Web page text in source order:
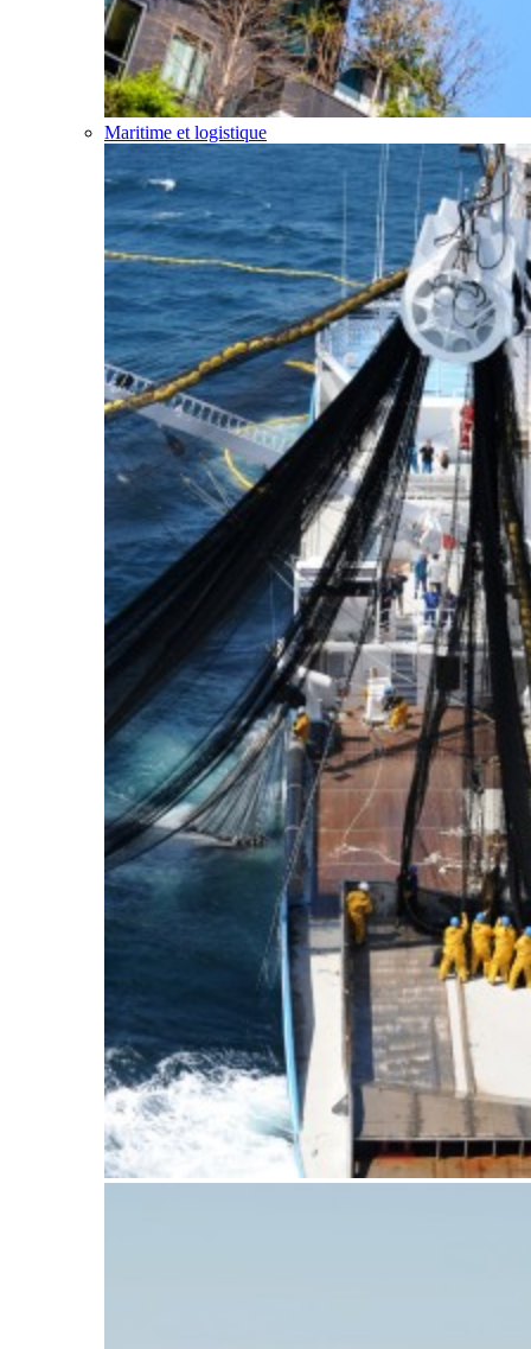
Maritime et logistique